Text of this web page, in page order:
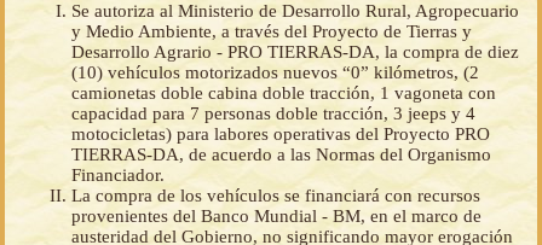
Se autoriza al Ministerio de Desarrollo Rural, Agropecuario
y Medio Ambiente, a través del Proyecto de Tierras y
Desarrollo Agrario - PRO TIERRAS-DA, la compra de diez
(10) vehículos motorizados nuevos “0” kilómetros, (2
camionetas doble cabina doble tracción, 1 vagoneta con
capacidad para 7 personas doble tracción, 3 jeeps y 4
motocicletas) para labores operativas del Proyecto PRO
TIERRAS-DA, de acuerdo a las Normas del Organismo
Financiador.
La compra de los vehículos se financiará con recursos
provenientes del Banco Mundial - BM, en el marco de
austeridad del Gobierno, no significando mayor erogación